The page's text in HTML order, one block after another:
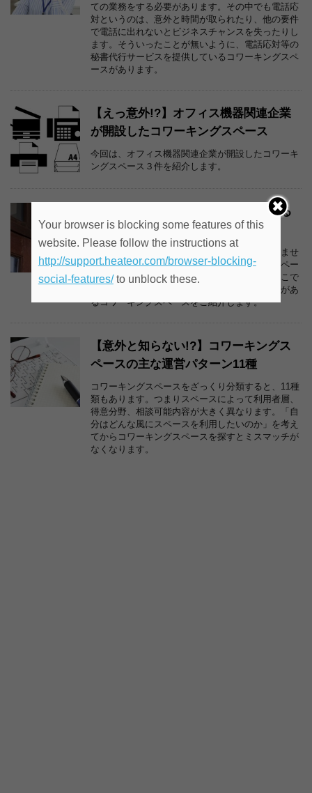
ての業務をする必要があります。その中でも電話応
対というのは、意外と時間が取られたり、他の要件
で電話に出れないとビジネスチャンスを失ったりし
ます。そういったことが無いように、電話応対等の
秘書代行サービスを提供しているコワーキングスペ
ースがあります。
【えっ意外!?】オフィス機器関連企業
が開設したコワーキングスペース
今回は、オフィス機器関連企業が開設したコワーキ
ングスペース３件を紹介します。
梅田・新大阪周辺の貸し会議室がある
コワーキングスペース
小さな事務所や在宅で仕事をしていると頭を悩ませ
るのが、打合せや商談場所ですよね。手狭でスペー
スがない、家族がいるので来客は困る等々。そこで
今回は梅田周辺・新大阪周辺で少人数用会議室があ
るコワーキングスペースをご紹介します。
【意外と知らない!?】コワーキングス
ペースの主な運営パターン11種
コワーキングスペースをざっくり分類すると、11種
類もあります。つまりスペースによって利用者層、
得意分野、相談可能内容が大きく異なります。「自
分はどんな風にスペースを利用したいのか」を考え
てからコワーキングスペースを探すとミスマッチが
なくなります。
Your browser is blocking some features of this
website. Please follow the instructions at
http://support.heateor.com/browser-blocking-
social-features/to unblock these.